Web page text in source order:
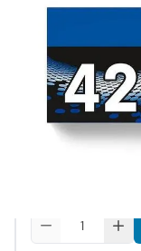
ISO/IEC
19752
Quantité